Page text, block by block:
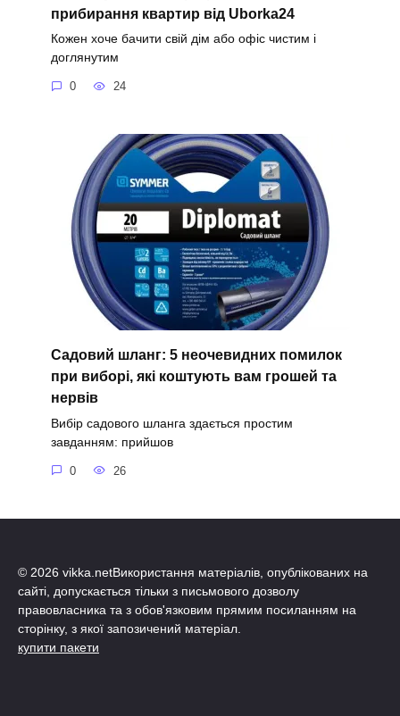
прибирання квартир від Uborka24
Кожен хоче бачити свій дім або офіс чистим і
доглянутим
0 24
Садовий шланг: 5 неочевидних помилок
при виборі, які коштують вам грошей та
нервів
Вибір садового шланга здається простим
завданням: прийшов
0 26
© 2026 vikka.netВикористання матеріалів, опублікованих на
сайті, допускається тільки з письмового дозволу
правовласника та з обов'язковим прямим посиланням на
сторінку, з якої запозичений матеріал.
купити пакети